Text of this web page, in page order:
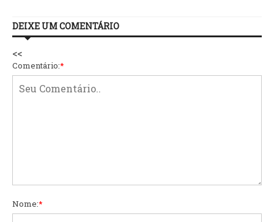
DEIXE UM COMENTÁRIO
<<
Comentário:*
Nome:*